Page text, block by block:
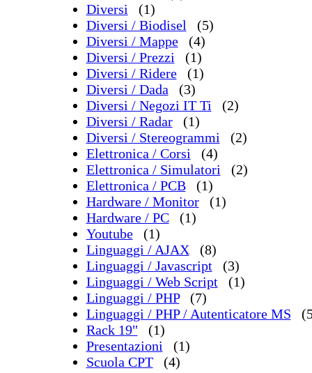
Diversi
(1)
Diversi / Biodisel
(5)
Diversi / Mappe
(4)
Diversi / Prezzi
(1)
Diversi / Ridere
(1)
Diversi / Dada
(3)
Diversi / Negozi IT Ti
(2)
Diversi / Radar
(1)
Diversi / Stereogrammi
(2)
Elettronica / Corsi
(4)
Elettronica / Simulatori
(2)
Elettronica / PCB
(1)
Hardware / Monitor
(1)
Hardware / PC
(1)
Youtube
(1)
Linguaggi / AJAX
(8)
Linguaggi / Javascript
(3)
Linguaggi / Web Script
(1)
Linguaggi / PHP
(7)
Linguaggi / PHP / Autenticatore MS
Rack 19"
(1)
Presentazioni
(1)
Scuola CPT
(4)